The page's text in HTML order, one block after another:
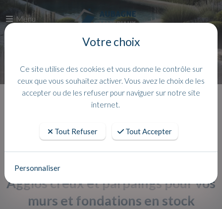
Menu
Accueil Actualites
Agglos creux et parpaings pour vos
murs et fondations en stock
Votre choix
Ce site utilise des cookies et vous donne le contrôle sur
ceux que vous souhaitez activer. Vous avez le choix de les
accepter ou de les refuser pour naviguer sur notre site
internet.
Tout Refuser Tout Accepter
Personnaliser